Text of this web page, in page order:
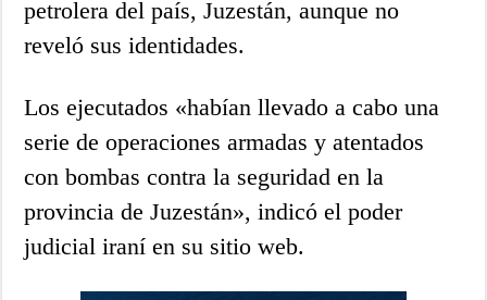
petrolera del país, Juzestán, aunque no
reveló sus identidades.
Los ejecutados «habían llevado a cabo una
serie de operaciones armadas y atentados
con bombas contra la seguridad en la
provincia de Juzestán», indicó el poder
judicial iraní en su sitio web.